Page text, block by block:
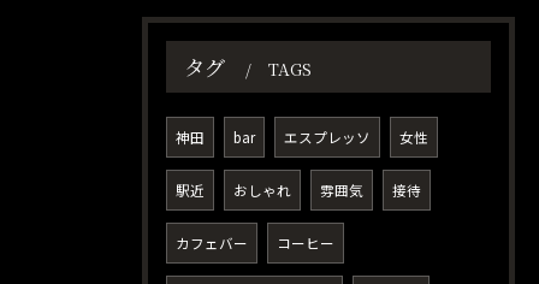
タグ TAGS
神田 bar エスプレッソ 女性
駅近 おしゃれ 雰囲気 接待
カフェバー コーヒー